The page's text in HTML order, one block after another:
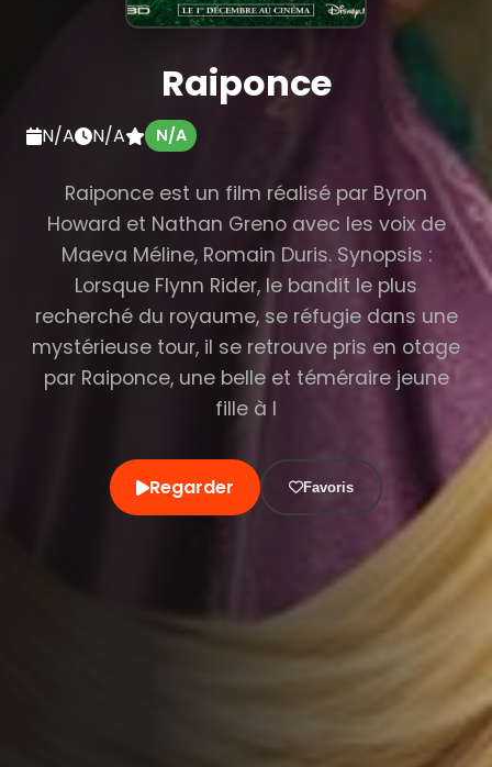
Raiponce
N/A N/A N/A
Raiponce est un film réalisé par Byron
Howard et Nathan Greno avec les voix de
Maeva Méline, Romain Duris. Synopsis :
Lorsque Flynn Rider, le bandit le plus
recherché du royaume, se réfugie dans une
mystérieuse tour, il se retrouve pris en otage
par Raiponce, une belle et téméraire jeune
fille à l
Regarder Favoris